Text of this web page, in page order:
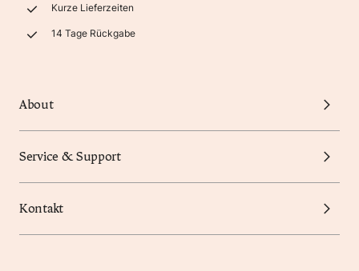
Kurze Lieferzeiten
14 Tage Rückgabe
About
Service & Support
Kontakt